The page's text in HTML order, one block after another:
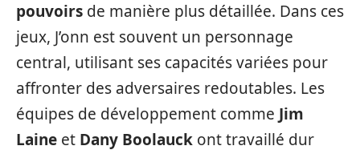
pouvoirs de manière plus détaillée. Dans ces
jeux, J’onn est souvent un personnage
central, utilisant ses capacités variées pour
affronter des adversaires redoutables. Les
équipes de développement comme Jim
Laine et Dany Boolauck ont travaillé dur